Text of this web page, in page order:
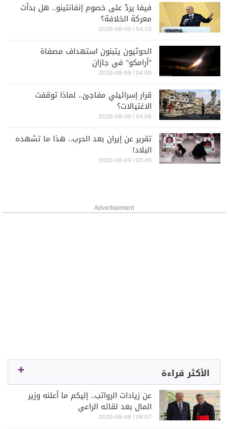
فيفا يردّ على خصوم إنفانتينو.. هل بدأت
معركة الخلافة؟
04:12 | 2026-08-09
الحوثيون يتبنون استهداف مصفاة
"أرامكو" في جازان
04:09 | 2026-08-09
قرار إسرائيلي مفاجئ.. لماذا توقفت
الاغتيالات؟
04:06 | 2026-08-09
تقرير عن إيران بعد الحرب.. هذا ما تشهده
البلاد!
03:45 | 2026-08-09
Advertisement
الأكثر قراءة
عن زيادات الرواتب.. إليكم ما أعلنه وزير
المال بعد لقائه الراعي
08:07 | 2026-08-08